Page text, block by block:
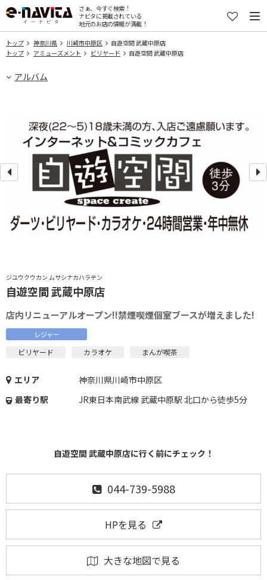
さぁ、今すぐ検索！
ナビタに掲載されている
地元のお店の情報が満載！
トップ 神奈川県 川崎市中原区
自遊空間 武蔵中原店
トップ
アミューズメント ビリヤード 自遊空間 武蔵中原店
アルバム
ジユウクウカン ムサシナカハラテン
自遊空間 武蔵中原店
店内リニューアルオープン!!禁煙喫煙個室ブースが増えました!
レジャー
ビリヤード カラオケ まんが喫茶
エリア
神奈川県川崎市中原区
最寄り駅
JR東日本南武線 武蔵中原駅 北口から徒歩5分
自遊空間 武蔵中原店に行く前にチェック！
044-739-5988
HPを見る
大きな地図で見る